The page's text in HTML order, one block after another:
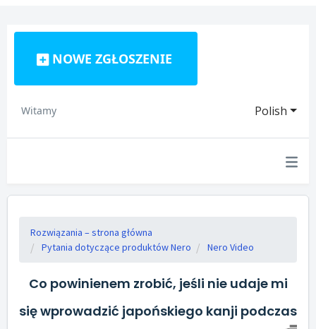
NOWE ZGŁOSZENIE
Polish
Witamy
Rozwiązania – strona główna
Pytania dotyczące produktów Nero
Nero Video
Co powinienem zrobić, jeśli nie udaje mi
się wprowadzić japońskiego kanji podczas